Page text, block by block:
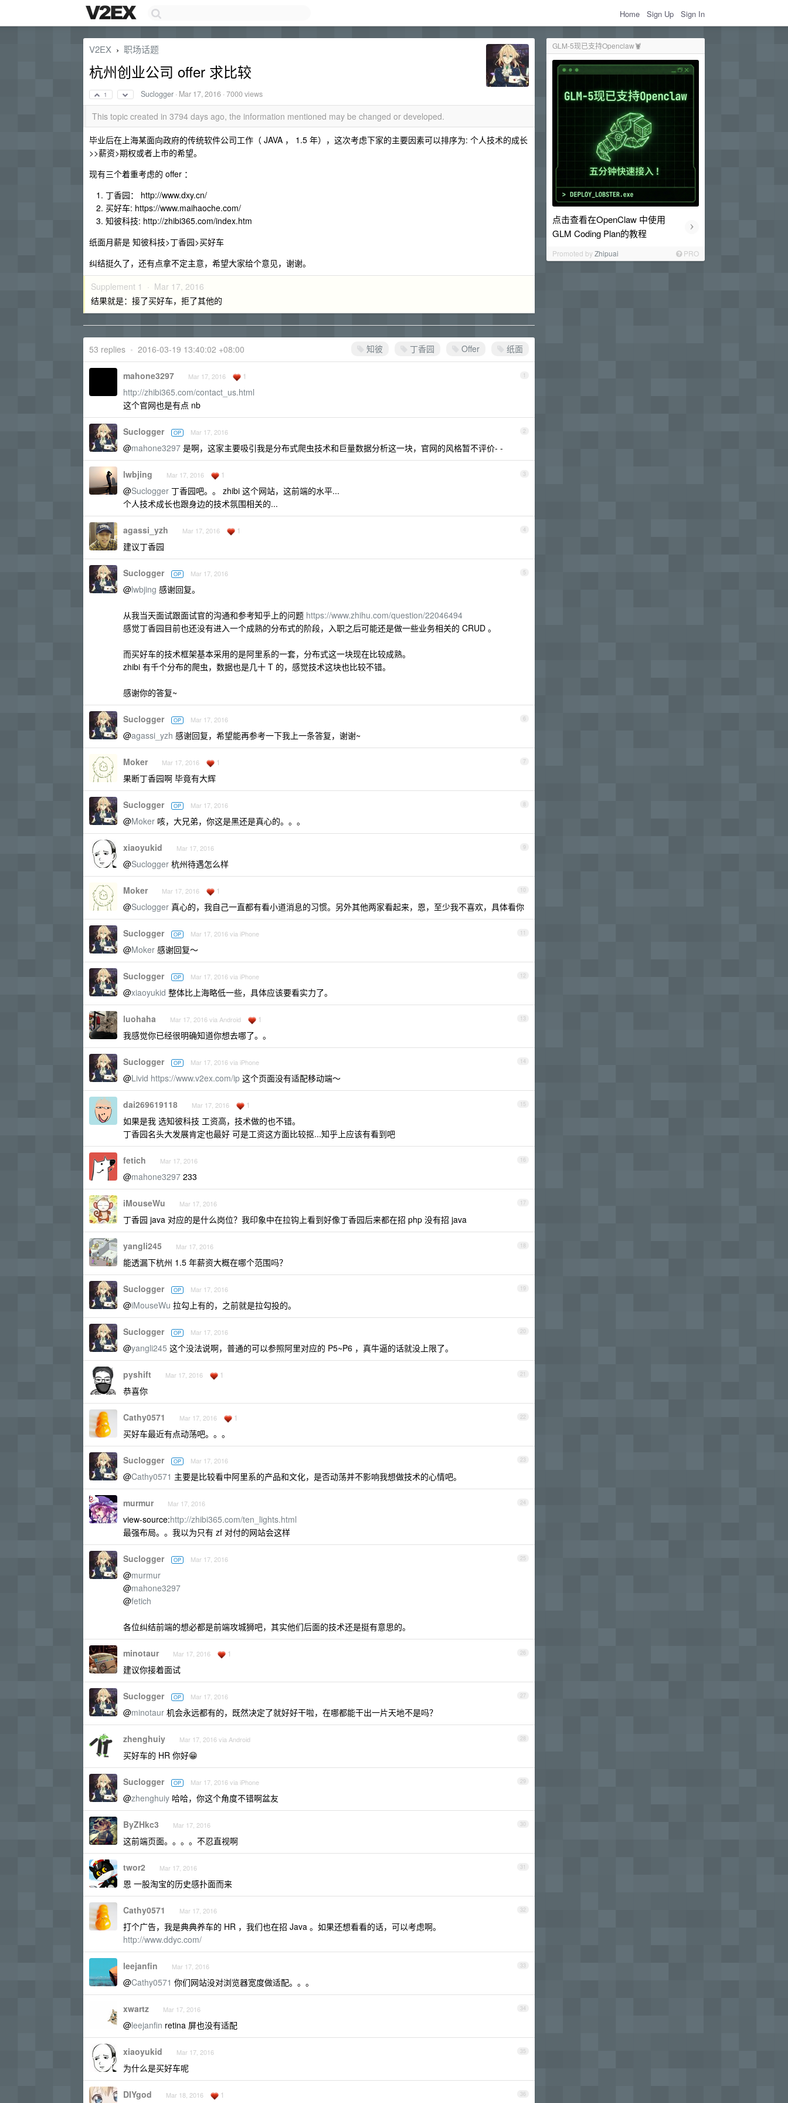
Home Sign Up Sign In
GLM-5现已支持Openclaw🦞
点击查看在OpenClaw 中使用
GLM Coding Plan的教程
›
Promoted byZhipuai PRO
V2EX › 职场话题
杭州创业公司 offer 求比较
1 Suclogger · Mar 17, 2016 · 7000 views
This topic created in 3794 days ago, the information mentioned may be changed or developed.
毕业后在上海某面向政府的传统软件公司工作（ JAVA ， 1.5 年），这次考虑下家的主要因素可以排序为: 个人技术的成长
>>薪资>期权或者上市的希望。
现有三个着重考虑的 offer ：
丁香园： http://www.dxy.cn/
买好车: https://www.maihaoche.com/
知彼科技: http://zhibi365.com/index.htm
纸面月薪是 知彼科技>丁香园>买好车
纠结挺久了，还有点拿不定主意，希望大家给个意见，谢谢。
Supplement 1 · Mar 17, 2016
结果就是：接了买好车，拒了其他的
知彼 丁香园 Offer 纸面
53 replies • 2016-03-19 13:40:02 +08:00
1
mahone3297 Mar 17, 2016 1
http://zhibi365.com/contact_us.html
这个官网也是有点 nb
2
Suclogger OP Mar 17, 2016
@mahone3297 是啊，这家主要吸引我是分布式爬虫技术和巨量数据分析这一块，官网的风格暂不评价- -
3
lwbjing Mar 17, 2016 1
@Suclogger 丁香园吧。。 zhibi 这个网站，这前端的水平...
个人技术成长也跟身边的技术氛围相关的...
4
agassi_yzh Mar 17, 2016 1
建议丁香园
5
Suclogger OP Mar 17, 2016
@lwbjing 感谢回复。
从我当天面试跟面试官的沟通和参考知乎上的问题 https://www.zhihu.com/question/22046494
感觉丁香园目前也还没有进入一个成熟的分布式的阶段，入职之后可能还是做一些业务相关的 CRUD 。
而买好车的技术框架基本采用的是阿里系的一套，分布式这一块现在比较成熟。
zhibi 有千个分布的爬虫，数据也是几十 T 的，感觉技术这块也比较不错。
感谢你的答复~
6
Suclogger OP Mar 17, 2016
@agassi_yzh 感谢回复，希望能再参考一下我上一条答复，谢谢~
7
Moker Mar 17, 2016 1
果断丁香园啊 毕竟有大辉
8
Suclogger OP Mar 17, 2016
@Moker 咳，大兄弟，你这是黑还是真心的。。。
9
xiaoyukid Mar 17, 2016
@Suclogger 杭州待遇怎么样
10
Moker Mar 17, 2016 1
@Suclogger 真心的，我自己一直都有看小道消息的习惯。另外其他两家看起来，恩，至少我不喜欢，具体看你
11
Suclogger OP Mar 17, 2016 via iPhone
@Moker 感谢回复～
12
Suclogger OP Mar 17, 2016 via iPhone
@xiaoyukid 整体比上海略低一些，具体应该要看实力了。
13
luohaha Mar 17, 2016 via Android 1
我感觉你已经很明确知道你想去哪了。。
14
Suclogger OP Mar 17, 2016 via iPhone
@Livid https://www.v2ex.com/ip 这个页面没有适配移动端～
15
dai269619118 Mar 17, 2016 1
如果是我 选知彼科技 工资高，技术做的也不错。
丁香园名头大发展肯定也最好 可是工资这方面比较抠...知乎上应该有看到吧
16
fetich Mar 17, 2016
@mahone3297 233
17
iMouseWu Mar 17, 2016
丁香园 java 对应的是什么岗位？我印象中在拉钩上看到好像丁香园后来都在招 php 没有招 java
18
yangli245 Mar 17, 2016
能透漏下杭州 1.5 年薪资大概在哪个范围吗？
19
Suclogger OP Mar 17, 2016
@iMouseWu 拉勾上有的，之前就是拉勾投的。
20
Suclogger OP Mar 17, 2016
@yangli245 这个没法说啊，普通的可以参照阿里对应的 P5~P6 ，真牛逼的话就没上限了。
21
pyshift Mar 17, 2016 1
恭喜你
22
Cathy0571 Mar 17, 2016 1
买好车最近有点动荡吧。。。
23
Suclogger OP Mar 17, 2016
@Cathy0571 主要是比较看中阿里系的产品和文化，是否动荡并不影响我想做技术的心情吧。
24
murmur Mar 17, 2016
view-source:http://zhibi365.com/ten_lights.html
最强布局。。我以为只有 zf 对付的网站会这样
25
Suclogger OP Mar 17, 2016
@murmur
@mahone3297
@fetich
各位纠结前端的想必都是前端攻城狮吧，其实他们后面的技术还是挺有意思的。
26
minotaur Mar 17, 2016 1
建议你接着面试
27
Suclogger OP Mar 17, 2016
@minotaur 机会永远都有的，既然决定了就好好干啦，在哪都能干出一片天地不是吗？
28
zhenghuiy Mar 17, 2016 via Android
买好车的 HR 你好😁
29
Suclogger OP Mar 17, 2016 via iPhone
@zhenghuiy 哈哈，你这个角度不错啊盆友
30
ByZHkc3 Mar 17, 2016
这前端页面。。。。不忍直视啊
31
twor2 Mar 17, 2016
恩 一股淘宝的历史感扑面而来
32
Cathy0571 Mar 17, 2016
打个广告，我是典典养车的 HR ，我们也在招 Java 。如果还想看看的话，可以考虑啊。
http://www.ddyc.com/
33
leejanfin Mar 17, 2016
@Cathy0571 你们网站没对浏览器宽度做适配。。。
34
xwartz Mar 17, 2016
@leejanfin retina 屏也没有适配
35
xiaoyukid Mar 17, 2016
为什么是买好车呢
36
DIYgod Mar 18, 2016 1